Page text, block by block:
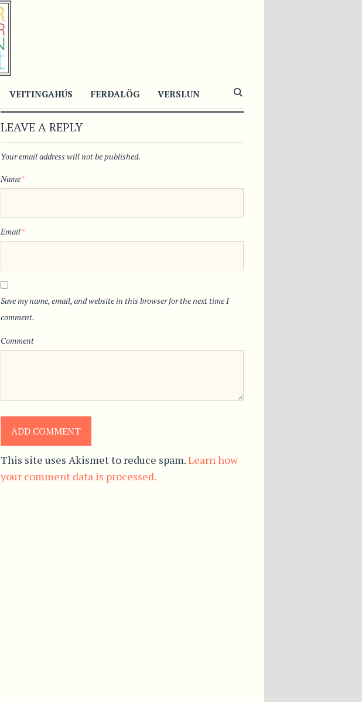
VEITINGAHÚS FERÐALÖG VERSLUN
LEAVE A REPLY
Your email address will not be published.
Name*
Email*
Save my name, email, and website in this browser for the next time I
comment.
Comment
This site uses Akismet to reduce spam.Learn how
your comment data is processed.